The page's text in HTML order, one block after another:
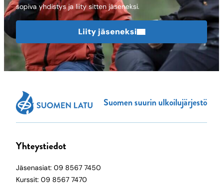
sopiva yhdistys ja liity sitten jäseneksi.
Liity jäseneksi
Suomen suurin ulkoilujärjestö
Yhteystiedot
Jäsenasiat: 09 8567 7450
Kurssit: 09 8567 7470